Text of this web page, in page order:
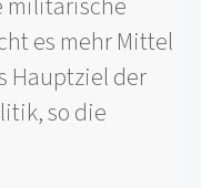
es mehr Mittel
Hauptziel der
so die